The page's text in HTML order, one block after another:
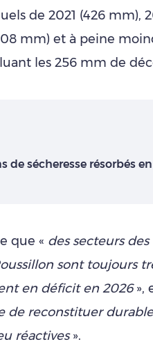
de 2021 (426 mm),
mm) et à peine
les 256 mm de
de sécheresse résorbés
que « des secteurs
sont toujours
en déficit en 2026»,
de reconstituer
réactives».